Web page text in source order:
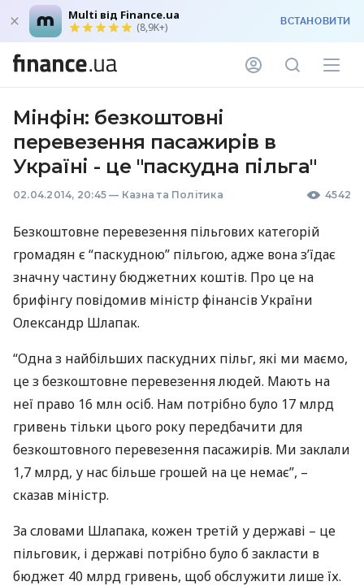
Multi від Finance.ua
(8,9K+) ВСТАНОВИТИ
Мінфін: безкоштовні
перевезення пасажирів в
Україні - це "паскудна пільга"
02.04.2014, 20:45 — Казна та Політика 4542
Безкоштовне перевезення пільгових категорій
громадян є “паскудною” пільгою, адже вона з’їдає
значну частину бюджетних коштів. Про це на
брифінгу повідомив міністр фінансів України
Олександр Шлапак.
“Одна з найбільших паскудних пільг, які ми маємо,
це з безкоштовне перевезення людей. Мають на
неї право 16 млн осіб. Нам потрібно було 17 млрд
гривень тільки цього року передбачити для
безкоштовного перевезення пасажирів. Ми заклали
1,7 млрд, у нас більше грошей на це немає”, –
сказав міністр.
За словами Шлапака, кожен третій у державі – це
пільговик, і державі потрібно було б закласти в
бюджет 40 млрд гривень, щоб обслужити лише їх.